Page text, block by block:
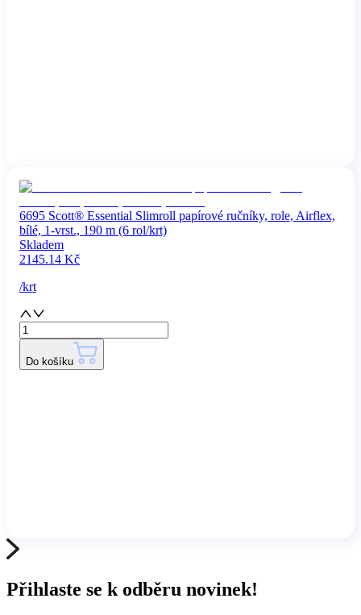
6695 Scott® Essential Slimroll papírové ručníky, role, Airflex,
bílé, 1-vrst., 190 m (6 rol/krt)
Skladem
2145.14 Kč
/krt
Do košíku
Přihlaste se k odběru novinek!